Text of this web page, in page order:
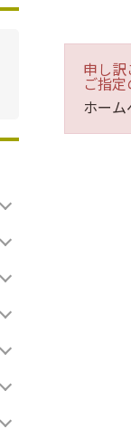
申し訳
ご指
ホーム